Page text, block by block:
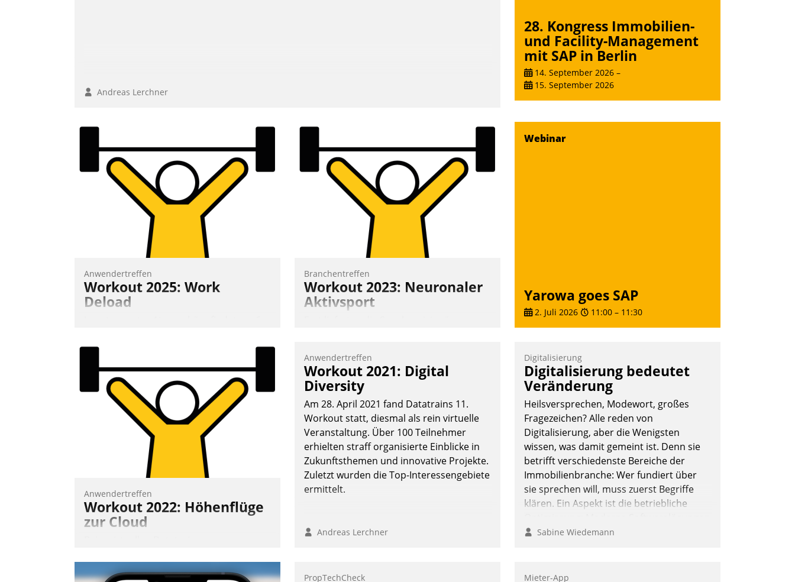
Andreas Lerchner
28. Kongress Immobilien-
und Facility-Management
mit SAP in Berlin
14. September 2026 –
15. September 2026
Anwendertreffen
Workout 2025: Work
Deload
Kunden- und Partnerkreis statt. Zentrale
meistern und Workloads wuppen – bei
zunehmend anspruchsvollen Aufgaben
und abnehmendem Nachwuchs?
Nadja Hußmann
Branchentreffen
Workout 2023: Neuronaler
Aktivsport
Vernetzungsideen fürs Quartier.
Dazwischen zeigte Datatrain, was es
Neues zu bieten hat.
Nadja Hußmann
Webinar
Yarowa goes SAP
2. Juli 2026 11:00 – 11:30
Anwendertreffen
Workout 2022: Höhenflüge
zur Cloud
erhielten die Teilnehmerinnen und
Anwendertreffen
Workout 2021: Digital
Diversity
Am 28. April 2021 fand Datatrains 11.
Workout statt, diesmal als rein virtuelle
Veranstaltung. Über 100 Teilnehmer
erhielten straff organisierte Einblicke in
Zukunftsthemen und innovative Projekte.
Zuletzt wurden die Top-Interessengebiete
ermittelt.
Andreas Lerchner
Digitalisierung
Digitalisierung bedeutet
Veränderung
Heilsversprechen, Modewort, großes
Fragezeichen? Alle reden von
Digitalisierung, aber die Wenigsten
wissen, was damit gemeint ist. Denn sie
betrifft verschiedenste Bereiche der
Immobilienbranche: Wer fundiert über
sie sprechen will, muss zuerst Begriffe
klären. Ein Aspekt ist die betriebliche
ermöglichen große Einsparungen durch
Allein mit der Einführung einer neuen
Sabine Wiedemann
PropTechCheck Mieter-App